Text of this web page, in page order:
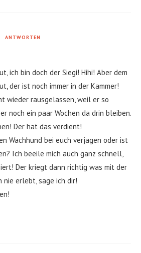
ANTWORTEN
ich bin doch der Siegi! Hihi! Aber dem
der ist noch immer in der Kammer!
wieder rausgelassen, weil er so
noch ein paar Wochen da drin bleiben.
Der hat das verdient!
Wachhund bei euch verjagen oder ist
Ich beeile mich auch ganz schnell,
Der kriegt dann richtig was mit der
nie erlebt, sage ich dir!